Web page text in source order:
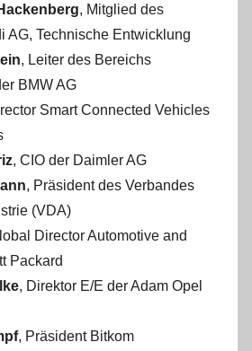
, Mitglied des
AG, Technische Entwicklung
, Leiter des Bereichs
BMW AG
Smart Connected Vehicles
, CIO der Daimler AG
, Präsident des Verbandes
(VDA)
Director Automotive and
Packard
, Direktor E/E der Adam Opel
, Präsident Bitkom